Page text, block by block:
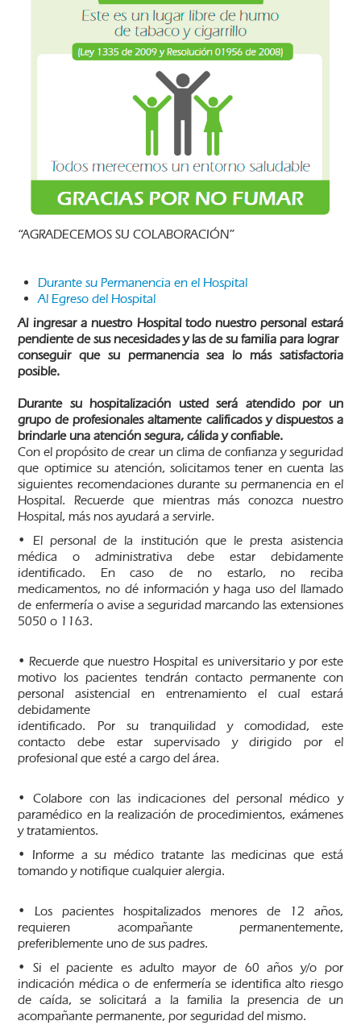
“AGRADECEMOS SU COLABORACIÓN”
Durante su Permanencia en el Hospital
Al Egreso del Hospital
Al ingresar a nuestro Hospital todo nuestro personal estará
pendiente de sus necesidades y las de su familia para lograr
conseguir que su permanencia sea lo más satisfactoria
posible.
Durante su hospitalización usted será atendido por un
grupo de profesionales altamente calificados y dispuestos a
brindarle una atención segura, cálida y confiable.
Con el propósito de crear un clima de confianza y seguridad
que optimice su atención, solicitamos tener en cuenta las
siguientes recomendaciones durante su permanencia en el
Hospital. Recuerde que mientras más conozca nuestro
Hospital, más nos ayudará a servirle.
• El personal de la institución que le presta asistencia
médica o administrativa debe estar debidamente
identificado. En caso de no estarlo, no reciba
medicamentos, no dé información y haga uso del llamado
de enfermería o avise a seguridad marcando las extensiones
5050 o 1163.
• Recuerde que nuestro Hospital es universitario y por este
motivo los pacientes tendrán contacto permanente con
personal asistencial en entrenamiento el cual estará
debidamente
identificado. Por su tranquilidad y comodidad, este
contacto debe estar supervisado y dirigido por el
profesional que esté a cargo del área.
• Colabore con las indicaciones del personal médico y
paramédico en la realización de procedimientos, exámenes
y tratamientos.
• Informe a su médico tratante las medicinas que está
tomando y notifique cualquier alergia.
• Los pacientes hospitalizados menores de 12 años,
requieren acompañante permanentemente,
preferiblemente uno de sus padres.
• Si el paciente es adulto mayor de 60 años y/o por
indicación médica o de enfermería se identifica alto riesgo
de caída, se solicitará a la familia la presencia de un
acompañante permanente, por seguridad del mismo.